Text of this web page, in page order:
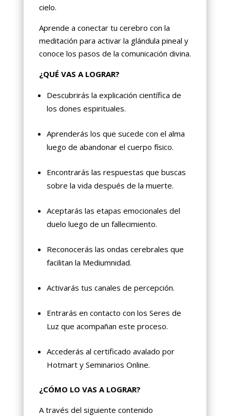
cielo.
Aprende a conectar tu cerebro con la
meditación para activar la glándula pineal y
conoce los pasos de la comunicación divina.
¿QUÉ VAS A LOGRAR?
Descubrirás la explicación científica de
los dones espirituales.
Aprenderás los que sucede con el alma
luego de abandonar el cuerpo físico.
Encontrarás las respuestas que buscas
sobre la vida después de la muerte.
Aceptarás las etapas emocionales del
duelo luego de un fallecimiento.
Reconocerás las ondas cerebrales que
facilitan la Mediumnidad.
Activarás tus canales de percepción.
Entrarás en contacto con los Seres de
Luz que acompañan este proceso.
Accederás al certificado avalado por
Hotmart y Seminarios Online.
¿CÓMO LO VAS A LOGRAR?
A través del siguiente contenido